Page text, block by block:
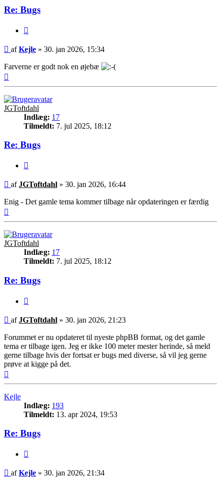
Re: Bugs
Indlæg
afKejle » 30. jan 2026, 15:34
Farverne er godt nok en øjebæ
JGToftdahl
Indlæg: 17
Tilmeldt: 7. jul 2025, 18:12
Re: Bugs
Indlæg
afJGToftdahl » 30. jan 2026, 16:44
Enig - Det gamle tema kommer tilbage når opdateringen er færdig
JGToftdahl
Indlæg: 17
Tilmeldt: 7. jul 2025, 18:12
Re: Bugs
Indlæg
afJGToftdahl » 30. jan 2026, 21:23
Forummet er nu opdateret til nyeste phpBB format, og det gamle
tema er tilbage igen. Jeg er ikke 100 meter mester herinde, så meld
gerne tilbage hvis der fortsat er bugs med diverse, så vil jeg gerne
prøve at kigge på det.
Kejle
Indlæg: 193
Tilmeldt: 13. apr 2024, 19:53
Re: Bugs
Indlæg
afKejle » 30. jan 2026, 21:34